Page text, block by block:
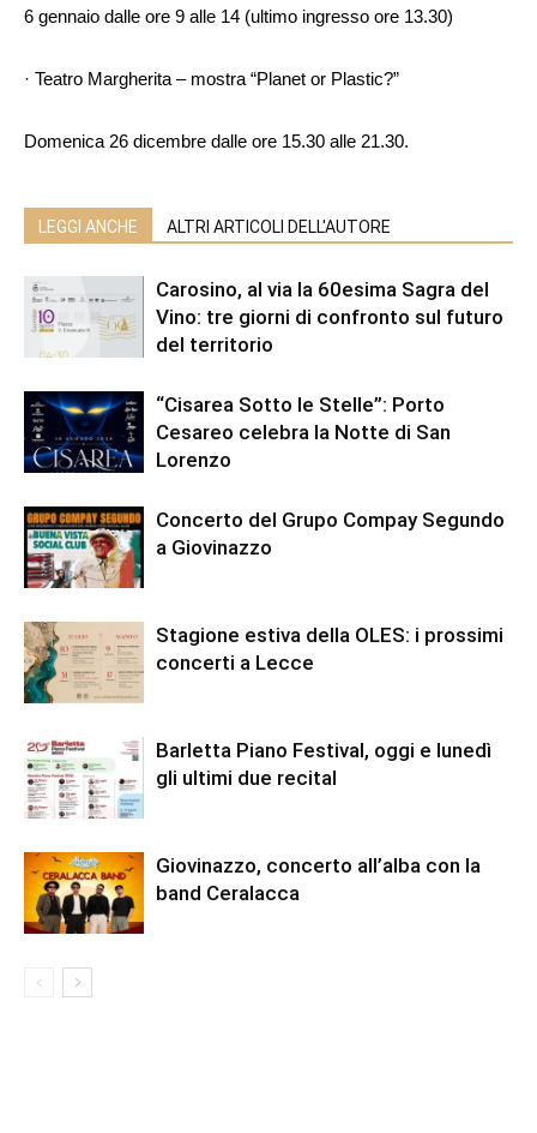
6 gennaio dalle ore 9 alle 14 (ultimo ingresso ore 13.30)
· Teatro Margherita – mostra “Planet or Plastic?”
Domenica 26 dicembre dalle ore 15.30 alle 21.30.
LEGGI ANCHE ALTRI ARTICOLI DELL'AUTORE
Carosino, al via la 60esima Sagra del
Vino: tre giorni di confronto sul futuro
del territorio
“Cisarea Sotto le Stelle”: Porto
Cesareo celebra la Notte di San
Lorenzo
Concerto del Grupo Compay Segundo
a Giovinazzo
Stagione estiva della OLES: i prossimi
concerti a Lecce
Barletta Piano Festival, oggi e lunedì
gli ultimi due recital
Giovinazzo, concerto all’alba con la
band Ceralacca